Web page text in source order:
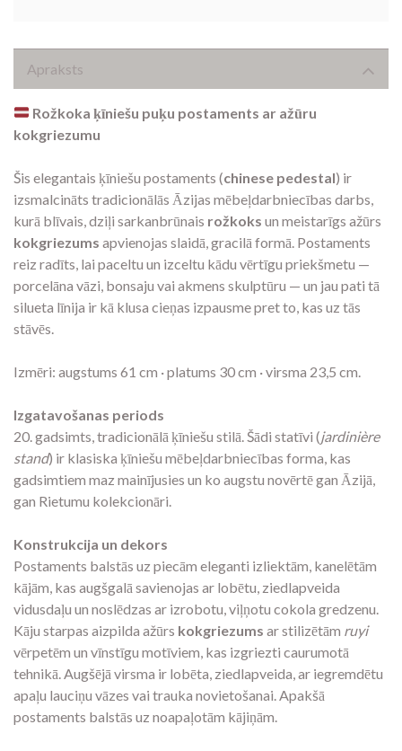
Apraksts
Rožkoka ķīniešu puķu postaments ar ažūru
kokgriezumu
Šis elegantais ķīniešu postaments (chinese pedestal) ir
izsmalcināts tradicionālās Āzijas mēbeļdarbniecības darbs,
kurā blīvais, dziļi sarkanbrūnais rožkoks un meistarīgs ažūrs
kokgriezums apvienojas slaidā, gracilā formā. Postaments
reiz radīts, lai paceltu un izceltu kādu vērtīgu priekšmetu —
porcelāna vāzi, bonsaju vai akmens skulptūru — un jau pati tā
silueta līnija ir kā klusa cieņas izpausme pret to, kas uz tās
stāvēs.
Izmēri: augstums 61 cm · platums 30 cm · virsma 23,5 cm.
Izgatavošanas periods
20. gadsimts, tradicionālā ķīniešu stilā. Šādi statīvi (jardinière
stand) ir klasiska ķīniešu mēbeļdarbniecības forma, kas
gadsimtiem maz mainījusies un ko augstu novērtē gan Āzijā,
gan Rietumu kolekcionāri.
Konstrukcija un dekors
Postaments balstās uz piecām eleganti izliektām, kanelētām
kājām, kas augšgalā savienojas ar lobētu, ziedlapveida
vidusdaļu un noslēdzas ar izrobotu, viļņotu cokola gredzenu.
Kāju starpas aizpilda ažūrs kokgriezums ar stilizētām ruyi
vērpetēm un vīnstīgu motīviem, kas izgriezti caurumotā
tehnikā. Augšējā virsma ir lobēta, ziedlapveida, ar iegremdētu
apaļu lauciņu vāzes vai trauka novietošanai. Apakšā
postaments balstās uz noapaļotām kājiņām.